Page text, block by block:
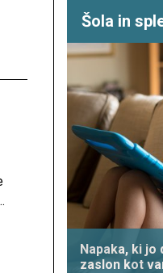
Šola in
Napaka, ki
zaslon kot